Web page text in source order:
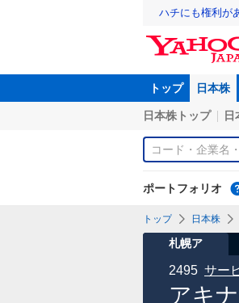
ハチにも権利が
トップ 日本株
日本株トップ
ポートフォリオ
トップ 日本株
札幌ア
アキ
2495 サー